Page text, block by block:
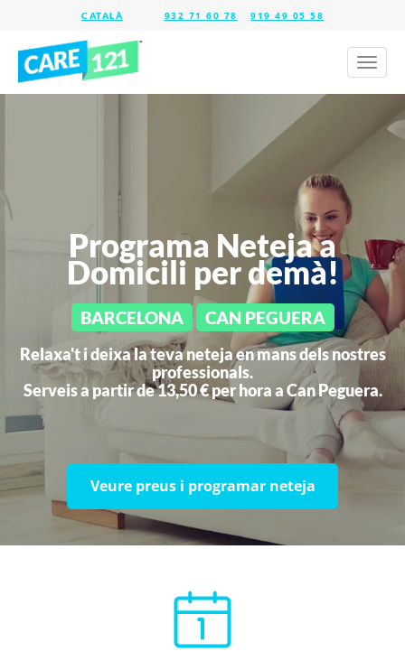
932 71 60 78 919 49 05 58
Toggle
Programa Neteja a
Domicili per demà!
BARCELONA CAN PEGUERA
Relaxa't i deixa la teva neteja en mans dels nostres
professionals.
Serveis a partir de 13,50 € per hora aCan Peguera.
Veure preus i programar neteja